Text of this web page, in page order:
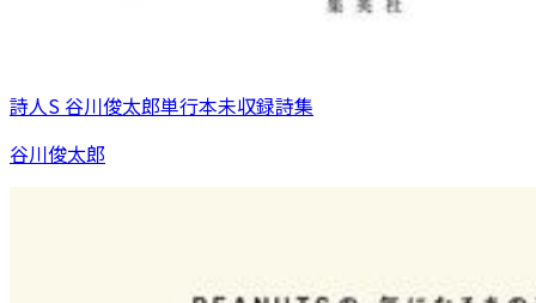
詩人S 谷川俊太郎単行本未収録詩集
谷川俊太郎